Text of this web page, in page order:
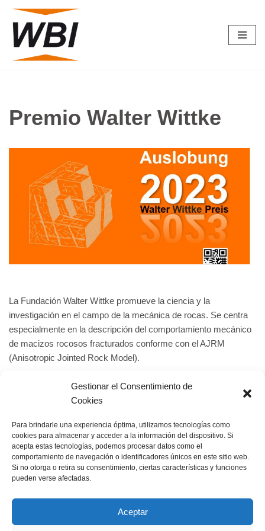
Gestionar el Consentimiento de
Cookies
Para brindarle una experiencia óptima, utilizamos tecnologías como
cookies para almacenar y acceder a la información del dispositivo. Si
acepta estas tecnologías, podemos procesar datos como el
comportamiento de navegación o identificadores únicos en este sitio web.
Si no otorga o retira su consentimiento, ciertas características y funciones
pueden verse afectadas.
Aceptar
Saltar
al
contenido
Premio Walter Wittke
La Fundación Walter Wittke promueve la ciencia y la
investigación en el campo de la mecánica de rocas. Se centra
especialmente en la descripción del comportamiento mecánico
de macizos rocosos fracturados conforme con el AJRM
(Anisotropic Jointed Rock Model).
Con este fin, se concede anualmente el Premio Walter Wittke a
publicaciones o proyectos destacados del sector de la
relación con la descripción del comportamiento mecánico de
macizos rocosos fracturados en el sentido del AJRM
(Anisotropic Jointed Rock Model). Además, pueden financiarse
proyectos de investigación en este campo.